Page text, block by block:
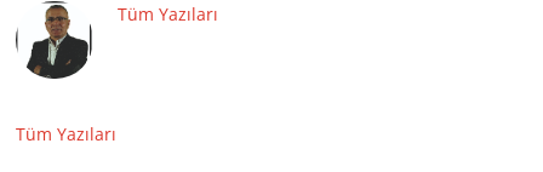
Tüm Yazıları
Tüm Yazıları